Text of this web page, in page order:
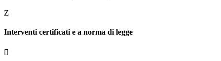
Z
Interventi certificati e a norma di legge
